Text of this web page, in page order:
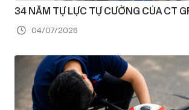
34 NĂM TỰ LỰC TỰ CƯỜNG CỦA CT
04/07/2026